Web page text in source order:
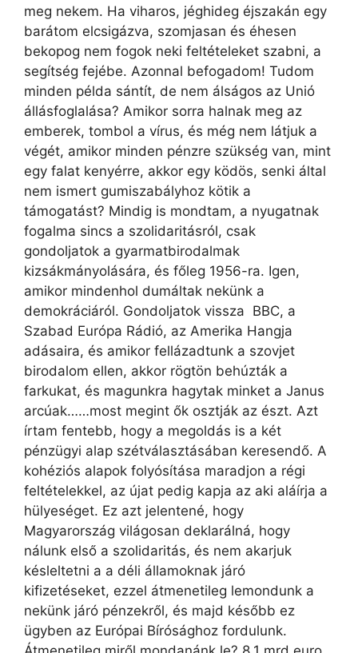
meg nekem. Ha viharos, jéghideg éjszakán egy
barátom elcsigázva, szomjasan és éhesen
bekopog nem fogok neki feltételeket szabni, a
segítség fejébe. Azonnal befogadom! Tudom
minden példa sántít, de nem álságos az Unió
állásfoglalása? Amikor sorra halnak meg az
emberek, tombol a vírus, és még nem látjuk a
végét, amikor minden pénzre szükség van, mint
egy falat kenyérre, akkor egy ködös, senki által
nem ismert gumiszabályhoz kötik a
támogatást? Mindig is mondtam, a nyugatnak
fogalma sincs a szolidaritásról, csak
gondoljatok a gyarmatbirodalmak
kizsákmányolására, és főleg 1956-ra. Igen,
amikor mindenhol dumáltak nekünk a
demokráciáról. Gondoljatok vissza BBC, a
Szabad Európa Rádió, az Amerika Hangja
adásaira, és amikor fellázadtunk a szovjet
birodalom ellen, akkor rögtön behúzták a
farkukat, és magunkra hagytak minket a Janus
arcúak……most megint ők osztják az észt. Azt
írtam fentebb, hogy a megoldás is a két
pénzügyi alap szétválasztásában keresendő. A
kohéziós alapok folyósítása maradjon a régi
feltételekkel, az újat pedig kapja az aki aláírja a
hülyeséget. Ez azt jelentené, hogy
Magyarország világosan deklarálná, hogy
nálunk első a szolidaritás, és nem akarjuk
késleltetni a a déli államoknak járó
kifizetéseket, ezzel átmenetileg lemondunk a
nekünk járó pénzekről, és majd később ez
ügyben az Európai Bírósághoz fordulunk.